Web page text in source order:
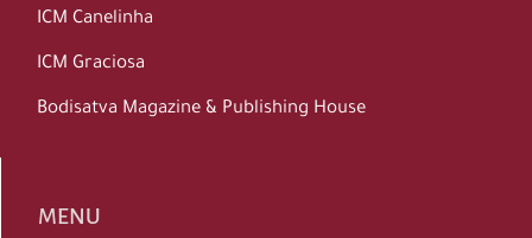
ICM Canelinha
ICM Graciosa
Bodisatva Magazine & Publishing House
MENU